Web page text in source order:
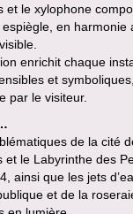
et le xylophone
en harmonie
enrichit chaque
et
par le visiteur.
de la cité
et le Labyrinthe des
ainsi que les jets
et de la